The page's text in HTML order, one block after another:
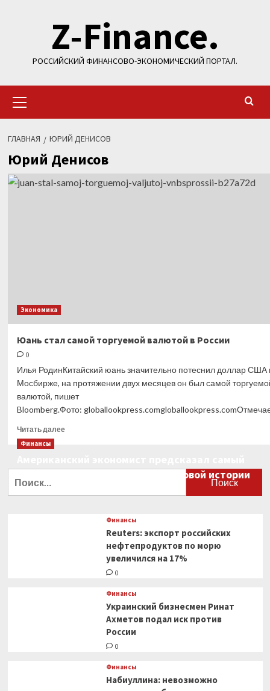
содержимомуZ-Finance.
РОССИЙСКИЙ ФИНАНСОВО-ЭКОНОМИЧЕСКИЙ ПОРТАЛ.
меню
ГЛАВНАЯ ЮРИЙ ДЕНИСОВ
Юрий Денисов
Экономика
Юань стал самой торгуемой валютой в России
0
Илья РодинКитайский юань значительно потеснил доллар США
Мосбирже, на протяжении двух месяцев он был самой
валютой, пишет
Bloomberg.Фото:
Читать далееПрочитать
торгуемой
Финансы
большой финансовый крах в мировой истории
Финансы
Reuters: экспорт российских
нефтепродуктов по морю
увеличился на 17%
0
Финансы
Украинский бизнесмен Ринат
Ахметов подал иск против
России
0
Финансы
Набиуллина: невозможно